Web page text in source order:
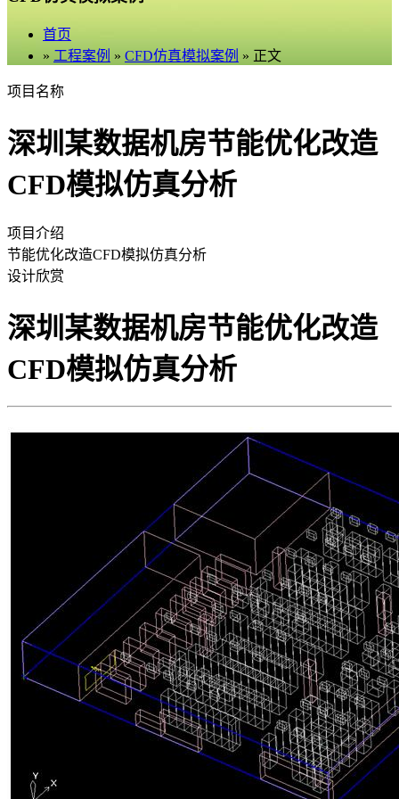
首页
» 工程案例 » CFD仿真模拟案例 » 正文
项目名称
深圳某数据机房节能优化改造
CFD模拟仿真分析
项目介绍
节能优化改造CFD模拟仿真分析
设计欣赏
深圳某数据机房节能优化改造
CFD模拟仿真分析